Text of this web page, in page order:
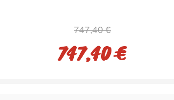
747,40 €
747,40 €